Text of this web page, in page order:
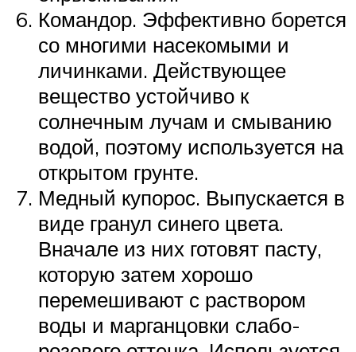
Командор. Эффективно борется
со многими насекомыми и
личинками. Действующее
вещество устойчиво к
солнечным лучам и смыванию
водой, поэтому используется на
открытом грунте.
Медный купорос. Выпускается в
виде гранул синего цвета.
Вначале из них готовят пасту,
которую затем хорошо
перемешивают с раствором
воды и марганцовки слабо-